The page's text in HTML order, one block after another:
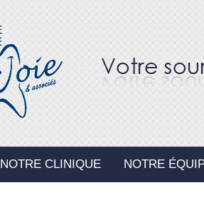
ACCUEIL
NOTRE CLINIQUE NOTRE